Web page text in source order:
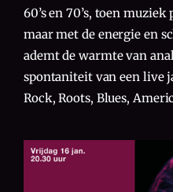
60’s en 70’s, toen
maar met de energie en
ademt de warmte van
spontaniteit van een live
Rock, Roots, Blues,